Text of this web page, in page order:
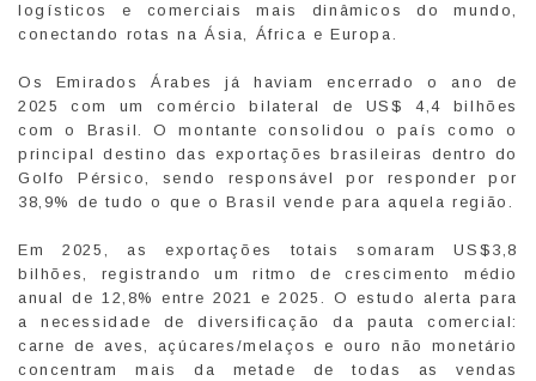
logísticos e comerciais mais dinâmicos do mundo,
conectando rotas na Ásia, África e Europa.
Os Emirados Árabes já haviam encerrado o ano de
2025 com um comércio bilateral de US$ 4,4 bilhões
com o Brasil. O montante consolidou o país como o
principal destino das exportações brasileiras dentro do
Golfo Pérsico, sendo responsável por responder por
38,9% de tudo o que o Brasil vende para aquela região.
Em 2025, as exportações totais somaram US$3,8
bilhões, registrando um ritmo de crescimento médio
anual de 12,8% entre 2021 e 2025. O estudo alerta para
a necessidade de diversificação da pauta comercial:
carne de aves, açúcares/melaços e ouro não monetário
concentram mais da metade de todas as vendas